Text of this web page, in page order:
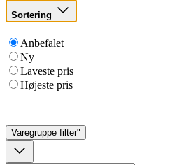
Sortering
Anbefalet
Ny
Laveste pris
Højeste pris
Varegruppe filter"